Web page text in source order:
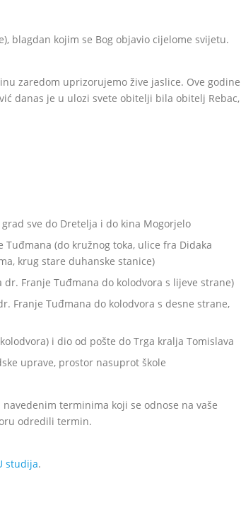
blagdan kojim se Bog objavio cijelome svijetu.
zaredom uprizorujemo žive jaslice. Ove godine
danas je u ulozi svete obitelji bila obitelj Rebac,
sve do Dretelja i do kina Mogorjelo
(do kružnog toka, ulice fra Didaka
krug stare duhanske stanice)
dr. Franje Tuđmana do kolodvora s lijeve strane)
Franje Tuđmana do kolodvora s desne strane,
i dio od pošte do Trga kralja Tomislava
uprave, prostor nasuprot škole
terminima koji se odnose na vaše
odredili termin.
studija.